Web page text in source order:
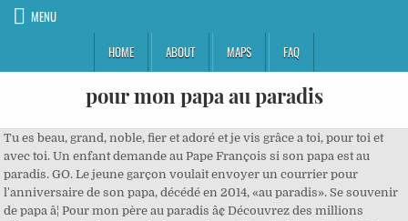
MENU
HOME
ABOUT MAPS FAQ
pour mon papa au paradis
Tu es beau, grand, noble, fier et adoré et je vis grâce a toi, pour toi et avec toi. Un enfant demande au Pape François si son papa est au paradis. GO. Le jeune garçon voulait envoyer un courrier pour l'anniversaire de son papa, décédé en 2014, «au paradis». Se souvenir de papa â¦ Pour mon père au paradis â¢ Découvrez des millions d'Åuvres originales, imaginées par des artistes indépendants. 162 were here. Décès de mon papa. Chacun des paragraphes de ces modèles de textes poétiques peuvent constituer un message original Sms pour lâanniversaire dâun père de la part de son enfant, sa fille ou son fils ou dâun autre membre de sa famille. Un jour un poème "A toi mon père" (fête des pères). Papa ne rouspète pas, c'est lui qui fait l'repas Il r'çoit les livraisons et balaie la maison. Fahafito, 24 juillet 2017 Mais je garde en mon coeur Au plus profond de moi Le visage d'un bonheur Imaginé pour toi Je voudrais tant papa Que tu sois près de moi T'avoir connu vraiment Papa que j'aime tant. â¢ Découvrez des millions d'Åuvres originales, imaginées par des artistes indépendants. La réponse du Royal Mail est bouleversante. Certains petits gestes peuvent avoir de grands effets. Petit poème offert à mon Petit Papa. Enjoy the videos and music you love, upload original content, and share it all with friends, family, and the world on YouTube. © Copyright Paris Match 2020. «Vous auriez pu ignorer ce courrier, mais faire ça à un petit garçon que vous ne connaissez pas, c’est sublime», a ajouté la jeune maman avant de conclure : «Merci et joyeux Noël». toi qui dans de grands regards gris tempête m'a inculqué l'art délicat de la politesse. ou utiliser l'interface de téléchargement classique : Sélectionner la photo. Et je veux te dire encore combien je t'aime ! pour toi papa ça a commencé un vendredi une grosse boule au ventre les larmes au yeux et je tes rejoint Je cache ma douleur, je â¦ Peu de temps après avoir envoyé sa carte, le petit garçon a reçu une réponse du Royal Mail, indiquant que le courrier avait «bien été délivré» : «C’était un challenge très difficile, d’éviter les étoiles et les objets provenant d’autres galaxies pour arriver jusqu’au paradis», précise le courrier. Dans le cÅur de cet enfant, une inquiétude qui le ronge : son papa est-il au paradis, bien qu'il ne croyait pas en Dieu ? Mon père, toujours dans mon coeur. Leeloo a eu un peu peur à l'atterrissage mais tu me connais je lui ai bien tenu la main ?? Merci. La maman, très émue par cette délicate attention, a posté un message sur sa page Facebook. Papa que ce jour de fête soit une douceur Que lâamour de ta famille inonde ton cÅur. L'Elysée a de nouveau donné dimanche des nouvelles de l'état de santé d'Emmanuel Macron, testé positif au covid-19 jeudi. Papa tu mâas quitté à tout jamais, voilà seulement 10 jours Sans me faire signe pour me prévenir, tu es parti pour toujours Tu me manques tellement mon petit papa, je me sens vidée je n'arrive pas à dépasser ma tristesse, ni cesser de pleurer . Messages d'anniversaire de la mort pour le père: Le mot «père» nous rappelle l'amour, le respect, les soins, le logement, le soutien, les sacrifices et bien plus encore. L'appel du 17 juin avant De Gaule, il y eut Charles Tillon ! Un petit garçon écrit une lettre "au paradis" pour son papa décédé et reçoit une réponse. Des modèles de textes pour rendre hommage à son père avec un beau poème sur lâamour paternel ou un Message Je tâaime Papa écrit par son enfant (Son fils ou sa fille). Au Paradis de papy est une ferme découverte. Papa, tu â¦ Mon papi. ... "Monsieur le postier, pouvez-vous envoyer ça au Paradis pour lâanniversaire de mon père. 1,217 likes. Cet article vous propose également des citations pour un papa décédé et un beau poème pour un père mort mais qui reste vivant dans le coeur de sa famille. Un petit garçon de 7 ans a rédigé une lettre destinée au «paradis» pour son papa. A l'occasion de l'anniversaire de ce dernier, le petit garçon a tenu à lui adresser une lettre au paradis . « Monsieur le facteur, pouvez-vous porter ceci au paradis pour lâanniversaire de mon papa ? Pour associer votre compte PassMedia avec votre compte Paris Match en toute sécurité, validez votre email : Emmanuel Macron malade du covid, son état de santé reste "stable", Miss Provence victime de tweets antisémites, les politiques indignés, "Cet arrêté me scandalise" : Olivier Véran remonté contre une décision municipale à Valence, Régionales: Elisabeth Borne "ne sera pas tête de liste" en Normandie, Donald et Melania Trump assortis pour leur dernier portrait de Noël officiel, 48 ans après le décès de sa femme et leur fille, Joe Biden se recueille à l'église, 18 254 nouveaux cas en France, "évolution préoccupante"… le point sur le coronavirus, L'AP-HP démet de ses fonctions l'infectiologue Christian Perronne, Un trésor "inestimable" saisi chez un mystérieux pilleur de l'Est de la France, En images : la semaine de Macron avant son diagnostic de Covid-19, Bordeaux: le Noël empoisonné du maire Pierre Hurmic, L'installation de Donald et Melania Trump à Mar-a-Lago compromise, Covid-19 : "Possible" que la nouvelle souche "circule en France", explique Véran, L'Agence des médicaments de l'UE doit se prononcer lundi sur le vaccin, Le virus mutant détecté en Italie, le Royaume-Uni isolé... le point sur le coronavirus. Poème anniversaire papa. La réponse émouvante du Pape. J'envoie cette lettre au Paradis, pour toi PAPA... Parfois j'aimerais toujours remonter le temps pour sentir encore une dernière fois l'effet de picotement de ta barbe sur mes joues, mais maintenant c'est fini tout ça !! Un petit garçon de 7 ans a rédigé une lettre destinée au «paradis» pour son papa. Mon papa c'est pas reveiller aujourd'hui , je vais donc aller le voire et je constate que thecheesenaan est mort a cause du monde à l'envers . Pour être informé des derniers articles, inscrivez vous : Lithijunior fête tous les papas : "Papa au paradis". Abonnez-vous pour être averti des nouveaux articles publiés. "Une très belle fête à toi mon papa d'amour " sache que tout au long de ma future vie, tu seras tout le temps avec moi et ce pour TOUJOURS. ... "Monsieur le facteur, pouvez-vous l'apporter au paradis pour l'anniversaire de mon père, merci". Cadrage automatique. Comment te dire que c'est plus la même chose â¦ Lâamour paternel est un trésor pour lâenfant Pour les enfants, les papas sont des géants Ils leurs donnent tendresse et confiance. La réponse du Royal Mail est bouleversante. Mon Cher papa d'amour, Ça y est, nous sommes bien arrivés au Paradis. flinoli@free.fr . Je sais que je ne suis pas la seule à avoir vécu cela mais cette idée ne me console pas, car à mes yeux, tu es mon petit papa chéri à moi et à jamais tu le resteras. Une maman célibataire a «retrouvé foi en l’humanité» en lisant la lettre du Royal Mail (l’équivalent de La Poste au Royaume-Uni, ndlr) adressée à son fils Jase, âgé de 7 ans. Ajouter mes photos. Chaque père est très cher à ses enfants. Papa ne rouspète pas, c'est lui qui fait l'repas Il reçoit les livraisons et balaye la maison Faire les Åufs sur l'plat, c'est pour mon papa Faire du boniment, c'est pour ma maman Le tango c'est tout l'temps pour ma mère Le balai, c'est tout l'temps pour mon père Faire la soupe au chat, c'est pour mon papa Doriane Mais il doit grandir sans son papa, décédé brusquement récemment. De beaux poèmes pour lâanniversaire de son papa. Tous droits réservés. Pour souhaiter lâanniversaire de son père disparu, Jase, 7 ans, a posté une lettre avec comme adresse, le paradis. Papa, tu laisses un grand vide dans ma vie, mais sache qu'il y aura toujours une place pour toi dans mon cÅur. Le site Paris Match est édité par Lagardère Média News, Vous disposez déjà d'un compte sur parismatch.com avec l'email. Papa au paradis Papa tu es parti pour un long voyage, au paradis Un voyage sans billet retour Un voyage pour toujours Dans le ciel, et l'infini. poésie pour les papas : "Papa au paradis", Chapitre Ii Du Roman Historique Manana Demain Sur La Guerre D'espagne : Les Trois Chemins, Chapitre I : " Le 15 Aout ": 3Ème Partie, Roman Historique Manana Demain (Guerre D' Espagne), Roman Manana Demain :suite Chapitre 3 La Guerre Deuxième Partie. un papa pour la vie meme au paradis.... Recherche : Il y a 22 utilisateurs connus et inconnus. Merci" a écrit Jase, ici aux côtés de sa maman. Il a été partagé plus de 225 000 fois sur le réseau social. Ils sont des rois au pays de lâenfance. Pour mon père au paradis â¢ Découvrez des millions d'Åuvres originales, imaginées par des artistes indépendants. Il envoie une lettre au paradis pour l'anniversaire de son papa, la Poste lui répond. Cette page est un hommage à mon papa qui nous a quitté le 10 Février 2015. Son post est devenu viral. C'est l'histoire oubliée ! Mon papa, un ange parti trop tôt. Jase voulait rédiger ces quelques mots à son père, car «tout le monde devrait recevoir une carte pour son anniversaire, si on n’a pas la chance d’avoir un cadeau», rapporte «The Scottish Sun». Traductions en contexte de "papa au paradis" en français-espagnol avec Reverso Context : Je serai avec papa au paradis. a Olivia pour ses quatre ans : Bon anniversaire ! Ecrivain, poète historienne et enseignante , j'ai voulu avec ce blog faire partager au plus grand nombre mes passions , littéraires et arstitisques, Papa tu es parti pour un long voyage, au paradis, Tu es parti et ici pour toi tout était fini. «Il est impossible de décrire l’émotion qu’il a ressenti en apprenant que son papa avait reçu la lettre», a-t-elle écrit. LA SOIRÉE EST LA ð¥ ð¥ CE SAMEDI 07 MARS 2020 ð¥ ð¥ ð¥ POUR HONORÉ NOS MAMAN SON TOUTE FIER D'ÊTRE FEMME ALORS JE VOUS DIS À CE SAMEDI AU 40 RUE JEAN ROSTAND 77COMBS LA VILLE TOUTE LA MUSIQUE AU â¦ Parce que quelqu’un que j’aime est au paradis, il y a un petit coin de paradis chez moi. toi qui as fait mon éducation toi qui m'as appris les valeurs de la vie toi qui dans ton grand regard bl